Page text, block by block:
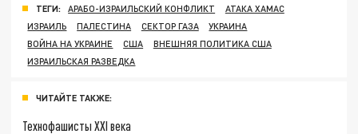
ТЕГИ: АРАБО-ИЗРАИЛЬСКИЙ КОНФЛИКТ
АТАКА ХАМАС
ИЗРАИЛЬ
ПАЛЕСТИНА СЕКТОР ГАЗА
УКРАИНА
ВОЙНА НА УКРАИНЕ
США
ВНЕШНЯЯ ПОЛИТИКА США
ИЗРАИЛЬСКАЯ РАЗВЕДКА
ЧИТАЙТЕ ТАКЖЕ:
Технофашисты XXI века